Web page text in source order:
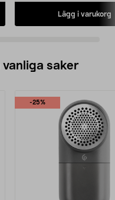
Lägg i varukorg
saker
-25%